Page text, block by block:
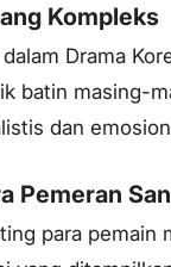
Kompleks
Drama
batin masing-
dan
Pemeran
para pemain